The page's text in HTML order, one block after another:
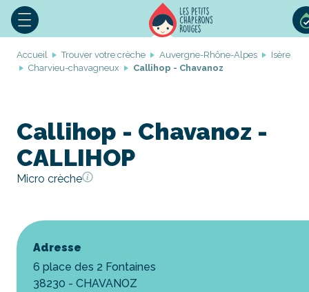
Accueil Trouver votre crèche Auvergne-Rhône-Alpes
Isère
Charvieu-chavagneux
Callihop - Chavanoz
Callihop - Chavanoz -
CALLIHOP
Micro crèche
Adresse
6 place des 2 Fontaines
38230 - CHAVANOZ